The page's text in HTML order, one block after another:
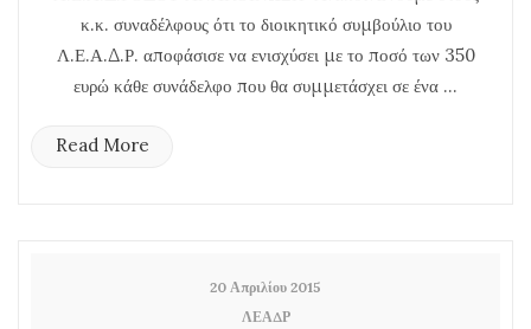
κ.κ. συναδέλφους ότι το διοικητικό συμβούλιο του
Λ.Ε.Α.Δ.Ρ. αποφάσισε να ενισχύσει με το ποσό των 350
ευρώ κάθε συνάδελφο που θα συμμετάσχει σε ένα ...
Read More
20 Απριλίου 2015
ΛΕΑΔΡ